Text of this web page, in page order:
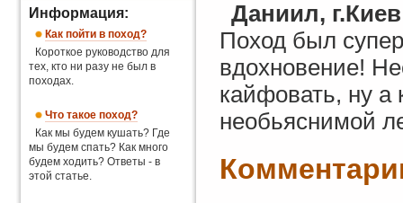
Даниил,
Поход был
вдохновение!
кайфовать, ну а
необьяснимой
Информация:
Как пойти в поход?
Короткое руководство для
тех, кто ни разу не был в
походах.
Что такое поход?
Как мы будем кушать? Где
мы будем спать? Как много
будем ходить? Ответы - в
этой статье.